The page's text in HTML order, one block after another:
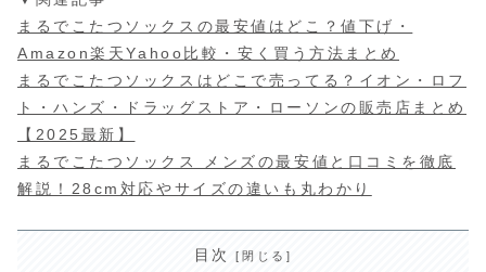
まるでこたつソックスの最安値はどこ？値下げ・
Amazon楽天Yahoo比較・安く買う方法まとめ
まるでこたつソックスはどこで売ってる？イオン・ロフ
ト・ハンズ・ドラッグストア・ローソンの販売店まとめ
【2025最新】
まるでこたつソックス メンズの最安値と口コミを徹底
解説！28cm対応やサイズの違いも丸わかり
目次